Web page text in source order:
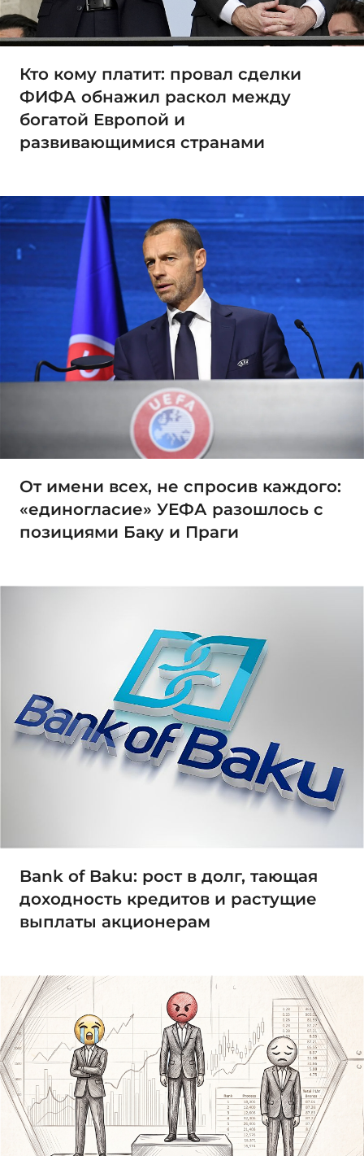
Кто кому платит: провал сделки
ФИФА обнажил раскол между
богатой Европой и
развивающимися странами
От имени всех, не спросив каждого:
«единогласие» УЕФА разошлось с
позициями Баку и Праги
Bank of Baku: рост в долг, тающая
доходность кредитов и растущие
выплаты акционерам